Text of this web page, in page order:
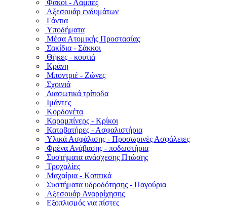
Φακοί - Λάμπες
Αξεσουάρ ενδυμάτων
Γάντια
Υποδήματα
Μέσα Ατομικής Προστασίας
Σακίδια - Σάκκοι
Θήκες - κουτιά
Κράνη
Μποντριέ - Ζώνες
Σχοινιά
Διασωτικά τρίποδα
Ιμάντες
Κορδονέτα
Καραμπίνερς - Κρίκοι
Καταβατήρες - Ασφαλιστήρια
Υλικά Ασφάλισης - Προσωρινές Ασφάλειες
Φρένα Ανάβασης - ποδωστήρια
Συστήματα ανάσχεσης Πτώσης
Τροχαλίες
Μαχαίρια - Κοπτικά
Συστήματα υδροδότησης - Παγούρια
Αξεσουάρ Αναρρίχησης
Εξοπλισμός για πίστες